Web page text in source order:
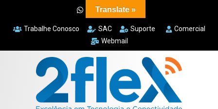
Trabalhe Conosco SAC Suporte
Comercial
Webmail
Translate »